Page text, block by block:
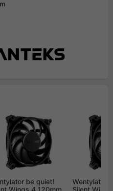
be quiet!
Wings 4 120mm
Wentylator
Silent